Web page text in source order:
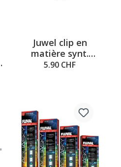
Juwel clip en
matière synt.
HiFlex réflecteur
5.90 CHF